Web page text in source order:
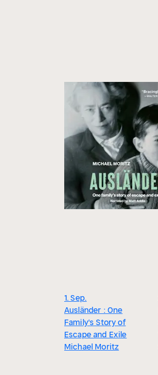
1. Sep.
Ausländer : One
Family's Story of
Escape and Exile
Michael Moritz